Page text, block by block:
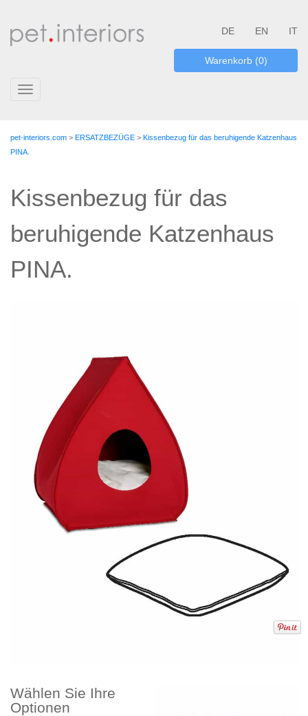
DE EN IT
Warenkorb (0)
Toggle
pet-interiors.com > ERSATZBEZÜGE > Kissenbezug für das beruhigende Katzenhaus
PINA.
Kissenbezug für das
beruhigende Katzenhaus
PINA.
Wählen Sie Ihre
Optionen